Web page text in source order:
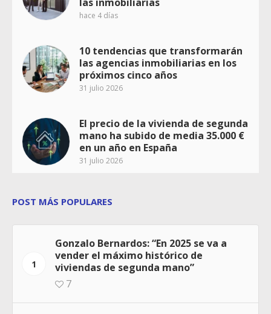
hace 4 días
10 tendencias que transformarán
las agencias inmobiliarias en los
próximos cinco años
31 julio 2026
El precio de la vivienda de segunda
mano ha subido de media 35.000 €
en un año en España
31 julio 2026
POST MÁS POPULARES
1
Gonzalo Bernardos: “En 2025 se va a
vender el máximo histórico de
viviendas de segunda mano”
7